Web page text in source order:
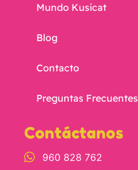
Mundo Kusicat
Blog
Contacto
Preguntas Frecuentes
Contáctanos
960 828 762